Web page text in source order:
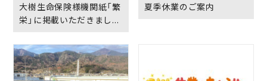
大樹生命保険様機関紙「繁
栄」に掲載いただきまし...
夏季休業のご案内